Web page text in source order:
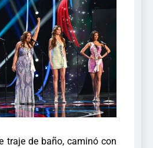
traje de baño, caminó con